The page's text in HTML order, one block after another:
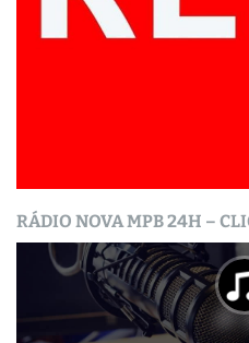
RÁDIO NOVA MPB 24H –